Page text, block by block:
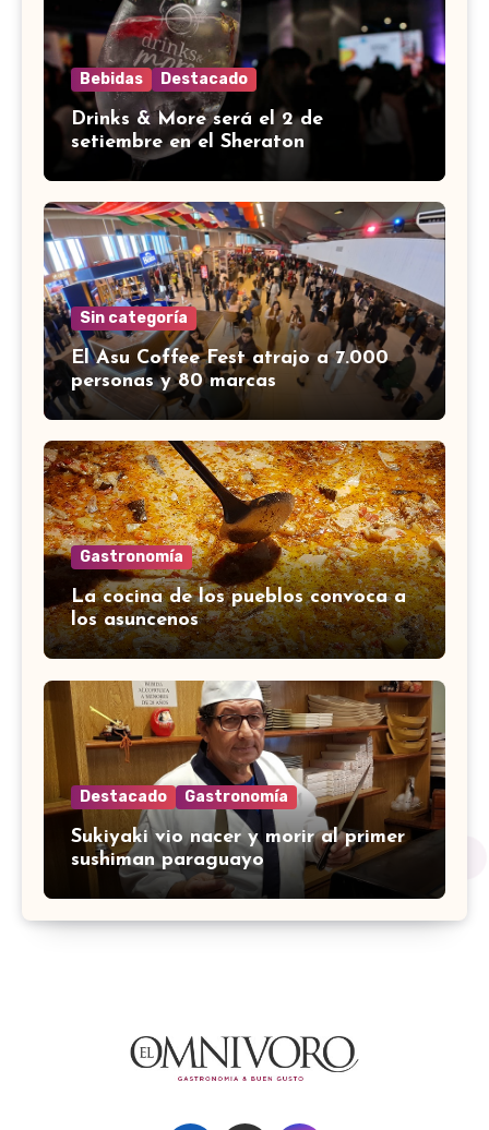
Bebidas Destacado
Drinks & More será el 2 de
setiembre en el Sheraton
Sin categoría
El Asu Coffee Fest atrajo a 7.000
personas y 80 marcas
Gastronomía
La cocina de los pueblos convoca a
los asuncenos
Destacado Gastronomía
Sukiyaki vio nacer y morir al primer
sushiman paraguayo